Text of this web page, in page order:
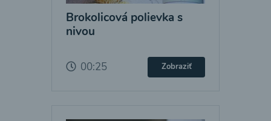
Brokolicová polievka s
nivou
00:25 Zobraziť